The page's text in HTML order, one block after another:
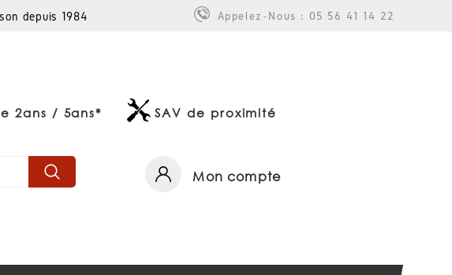
depuis 1984 Appelez-Nous : 05 56 41 14 22
Mon compte
2ans / 5ans* SAV de proximité